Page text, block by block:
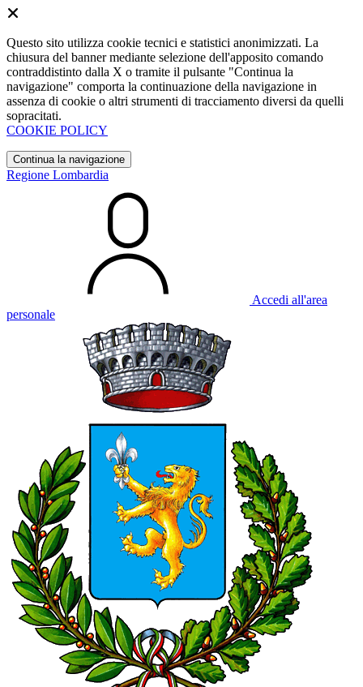
Questo sito utilizza cookie tecnici e statistici anonimizzati. La
chiusura del banner mediante selezione dell'apposito comando
contraddistinto dalla X o tramite il pulsante "Continua la
navigazione" comporta la continuazione della navigazione in
assenza di cookie o altri strumenti di tracciamento diversi da quelli
sopracitati.
COOKIE POLICY
Continua la navigazione
Regione Lombardia
Accedi all'area
personale